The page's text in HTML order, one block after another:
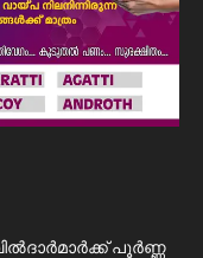
പൂർണ്ണ